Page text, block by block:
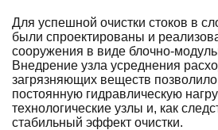
Для успешной очистки стоков в
были спроектированы и
сооружения в виде блочно-
Внедрение узла усреднения
загрязняющих веществ позволило
постоянную гидравлическую
технологические узлы и, как
стабильный эффект очистки.